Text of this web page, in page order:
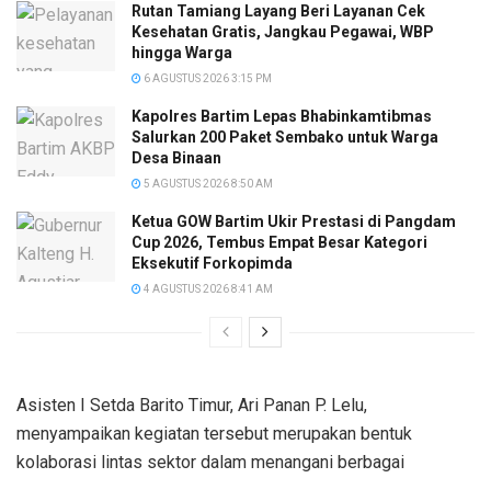
Rutan Tamiang Layang Beri Layanan Cek
Kesehatan Gratis, Jangkau Pegawai, WBP
hingga Warga
6 AGUSTUS 2026 3:15 PM
Kapolres Bartim Lepas Bhabinkamtibmas
Salurkan 200 Paket Sembako untuk Warga
Desa Binaan
5 AGUSTUS 2026 8:50 AM
Ketua GOW Bartim Ukir Prestasi di Pangdam
Cup 2026, Tembus Empat Besar Kategori
Eksekutif Forkopimda
4 AGUSTUS 2026 8:41 AM
Asisten I Setda Barito Timur, Ari Panan P. Lelu,
menyampaikan kegiatan tersebut merupakan bentuk
kolaborasi lintas sektor dalam menangani berbagai